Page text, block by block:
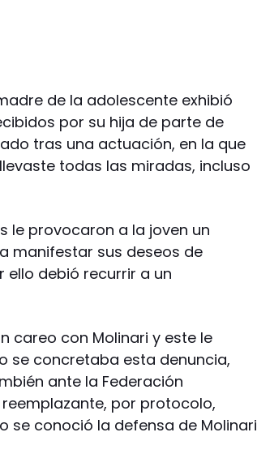
de la adolescente exhibió
por su hija de parte de
tras una actuación, en la que
todas las miradas, incluso
le provocaron a la joven un
manifestar sus deseos de
debió recurrir a un
careo con Molinari y este le
se concretaba esta denuncia,
ante la Federación
por protocolo,
se conoció la defensa de Molinari